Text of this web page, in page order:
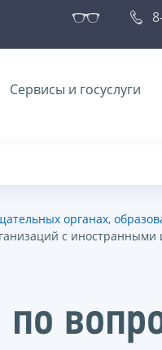
Сервисы и госуслуги
органах,
с иностранными